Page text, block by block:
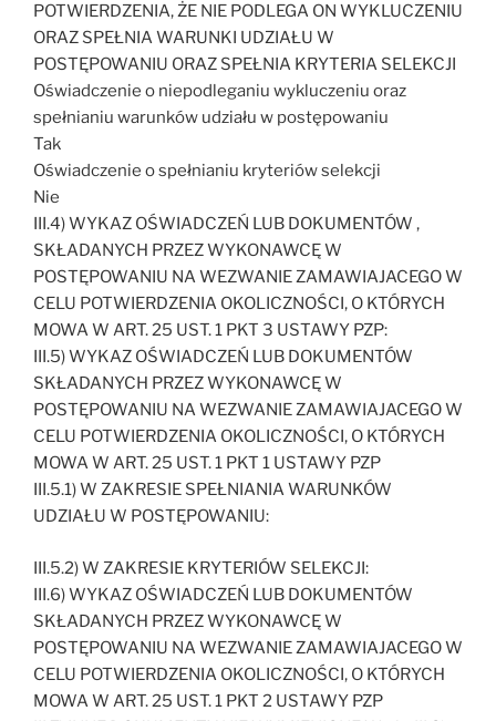
POTWIERDZENIA, ŻE NIE PODLEGA ON WYKLUCZENIU
ORAZ SPEŁNIA WARUNKI UDZIAŁU W
POSTĘPOWANIU ORAZ SPEŁNIA KRYTERIA SELEKCJI
Oświadczenie o niepodleganiu wykluczeniu oraz
spełnianiu warunków udziału w postępowaniu
Tak
Oświadczenie o spełnianiu kryteriów selekcji
Nie
III.4) WYKAZ OŚWIADCZEŃ LUB DOKUMENTÓW ,
SKŁADANYCH PRZEZ WYKONAWCĘ W
POSTĘPOWANIU NA WEZWANIE ZAMAWIAJACEGO W
CELU POTWIERDZENIA OKOLICZNOŚCI, O KTÓRYCH
MOWA W ART. 25 UST. 1 PKT 3 USTAWY PZP:
III.5) WYKAZ OŚWIADCZEŃ LUB DOKUMENTÓW
SKŁADANYCH PRZEZ WYKONAWCĘ W
POSTĘPOWANIU NA WEZWANIE ZAMAWIAJACEGO W
CELU POTWIERDZENIA OKOLICZNOŚCI, O KTÓRYCH
MOWA W ART. 25 UST. 1 PKT 1 USTAWY PZP
III.5.1) W ZAKRESIE SPEŁNIANIA WARUNKÓW
UDZIAŁU W POSTĘPOWANIU:
III.5.2) W ZAKRESIE KRYTERIÓW SELEKCJI:
III.6) WYKAZ OŚWIADCZEŃ LUB DOKUMENTÓW
SKŁADANYCH PRZEZ WYKONAWCĘ W
POSTĘPOWANIU NA WEZWANIE ZAMAWIAJACEGO W
CELU POTWIERDZENIA OKOLICZNOŚCI, O KTÓRYCH
MOWA W ART. 25 UST. 1 PKT 2 USTAWY PZP